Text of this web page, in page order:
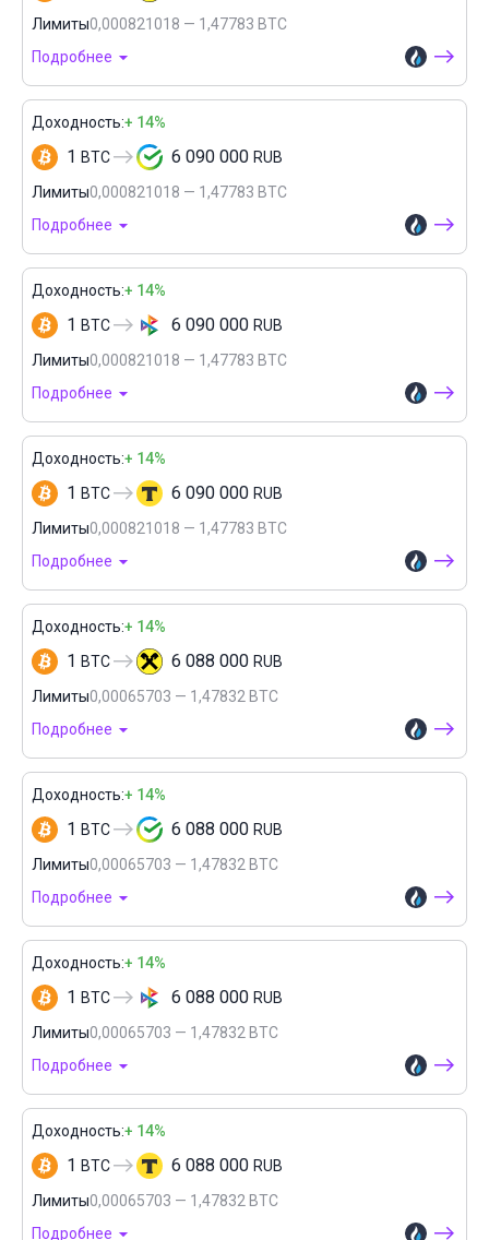
Лимиты0,000821018 — 1,47783 BTC
Подробнее
Доходность:+ 14%
1 BTC 6 090 000 RUB
Лимиты0,000821018 — 1,47783 BTC
Подробнее
Доходность:+ 14%
1 BTC 6 090 000 RUB
Лимиты0,000821018 — 1,47783 BTC
Подробнее
Доходность:+ 14%
1 BTC 6 090 000 RUB
Лимиты0,000821018 — 1,47783 BTC
Подробнее
Доходность:+ 14%
1 BTC 6 088 000 RUB
Лимиты0,00065703 — 1,47832 BTC
Подробнее
Доходность:+ 14%
1 BTC 6 088 000 RUB
Лимиты0,00065703 — 1,47832 BTC
Подробнее
Доходность:+ 14%
1 BTC 6 088 000 RUB
Лимиты0,00065703 — 1,47832 BTC
Подробнее
Доходность:+ 14%
1 BTC 6 088 000 RUB
Лимиты0,00065703 — 1,47832 BTC
Подробнее